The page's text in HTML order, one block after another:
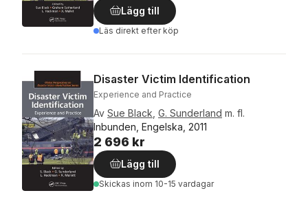
Lägg till
Läs direkt efter köp
Disaster Victim Identification
Experience and Practice
Av Sue Black G. Sunderland m. fl.
Inbunden, Engelska, 2011
2 696 kr
Lägg till
Skickas inom 10-15 vardagar